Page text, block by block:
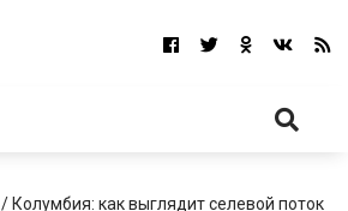
/ Колумбия: как выглядит селевой поток